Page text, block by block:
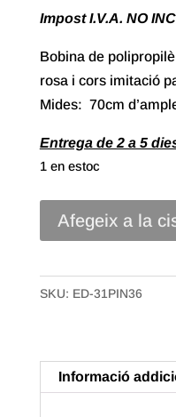
Impost I.V.A. NO
Bobina de
rosa i cors imitació
Mides: 70cm
Entrega de 2 a 5
1 en estoc
quantitat
Cors
Afegeix a la
SKU: ED-31PIN36
Informació